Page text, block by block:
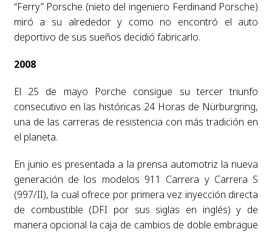
“Ferry” Porsche (nieto del ingeniero Ferdinand Porsche)
miró a su alrededor y como no encontró el auto
deportivo de sus sueños decidió fabricarlo.
2008
El 25 de mayo Porche consigue su tercer triunfo
consecutivo en las históricas 24 Horas de Nürburgring,
una de las carreras de resistencia con más tradición en
el planeta.
En junio es presentada a la prensa automotriz la nueva
generación de los modelos 911 Carrera y Carrera S
(997/II), la cual ofrece por primera vez inyección directa
de combustible (DFI por sus siglas en inglés) y de
manera opcional la caja de cambios de doble embrague